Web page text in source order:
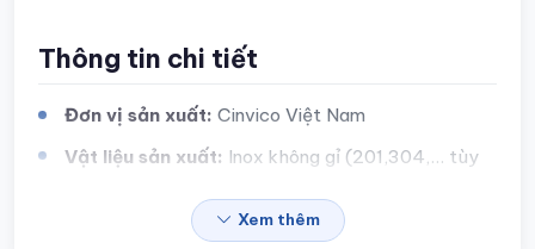
Thông tin chi tiết
Đơn vị sản xuất: Cinvico Việt Nam
Vật liệu sản xuất: Inox không gỉ (201,304,... tùy
Sản xuất theo yêu cầu
Xem thêm